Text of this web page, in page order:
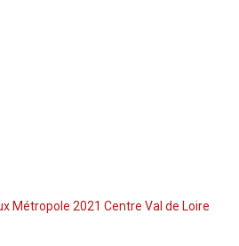
Métropole 2021 Centre Val de Loire